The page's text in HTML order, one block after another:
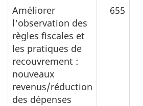
Améliorer
l'observation des
règles fiscales et
les pratiques de
recouvrement :
nouveaux
revenus/réduction
des dépenses
655